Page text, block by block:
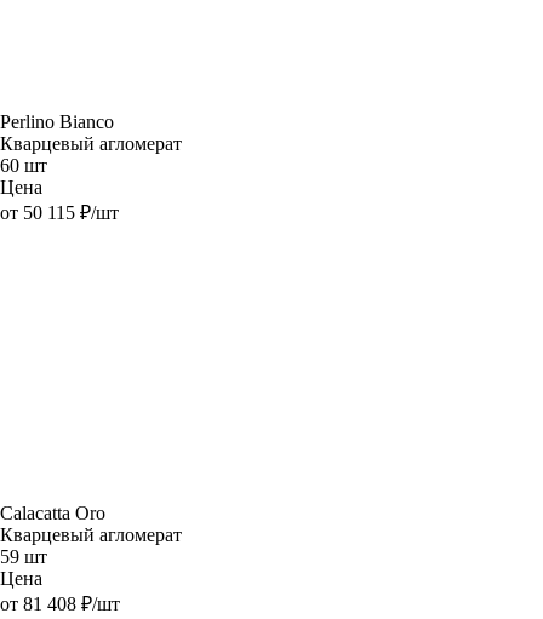
Perlino Bianco
Кварцевый агломерат
60 шт
Цена
от 50 115 ₽/шт
Calacatta Oro
Кварцевый агломерат
59 шт
Цена
от 81 408 ₽/шт